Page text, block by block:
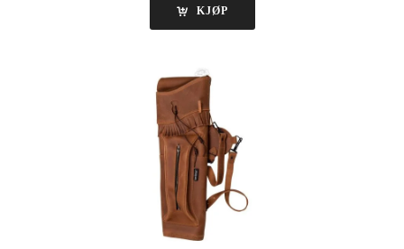
KJØP